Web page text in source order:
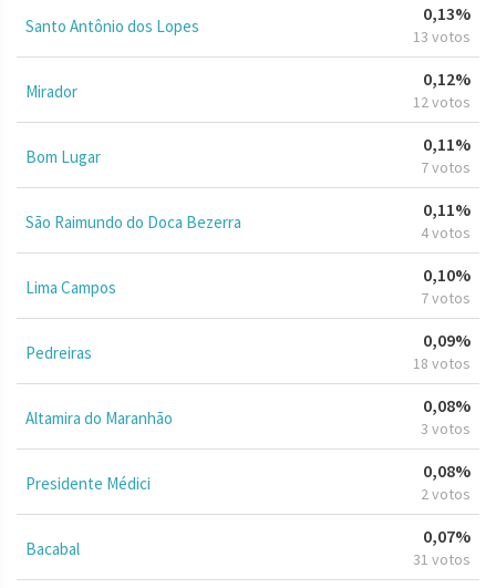
Santo Antônio dos Lopes
0,13%
13 votos
Mirador
0,12%
12 votos
Bom Lugar
0,11%
7 votos
São Raimundo do Doca Bezerra
0,11%
4 votos
Lima Campos
0,10%
7 votos
Pedreiras
0,09%
18 votos
Altamira do Maranhão
0,08%
3 votos
Presidente Médici
0,08%
2 votos
Bacabal
0,07%
31 votos